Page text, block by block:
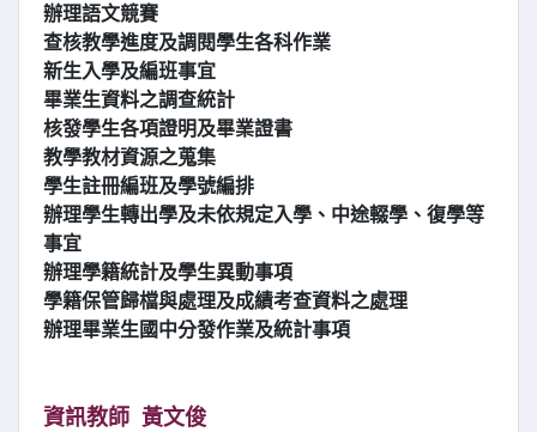
辦理語文競賽
查核教學進度及調閱學生各科作業
新生入學及編班事宜
畢業生資料之調查統計
核發學生各項證明及畢業證書
教學教材資源之蒐集
學生註冊編班及學號編排
辦理學生轉出學及未依規定入學、中途輟學、復學等
事宜
辦理學籍統計及學生異動事項
學籍保管歸檔與處理及成績考查資料之處理
辦理畢業生國中分發作業及統計事項
資訊教師 黃文俊